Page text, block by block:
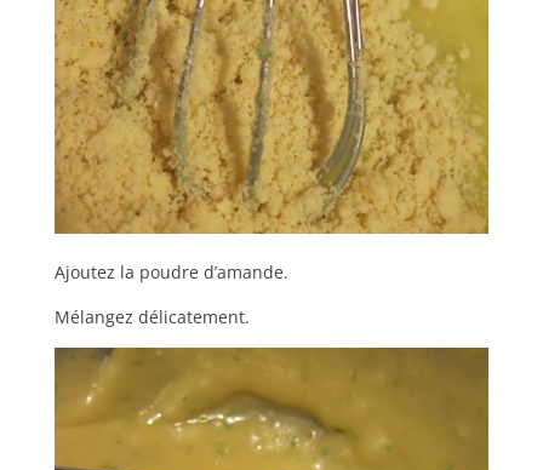
Ajoutez la poudre d’amande.
Mélangez délicatement.